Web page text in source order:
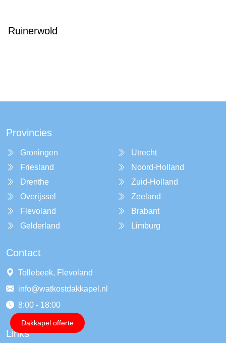
Ruinerwold
Provincies
Groningen
Friesland
Drenthe
Overijssel
Flevoland
Gelderland
Utrecht
Noord-Holland
Zuid-Holland
Zeeland
Brabant
Limburg
Contact
Tollebeek, Flevoland
info@watkostdakkapel.nl
8:00 - 18:00
Links
Dakkapel offerte